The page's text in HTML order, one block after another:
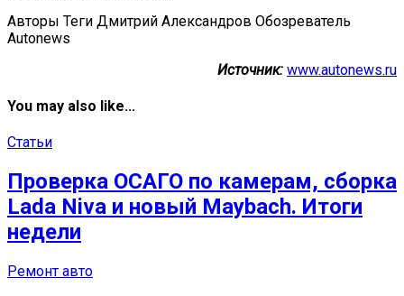
Авторы Теги Дмитрий Александров Обозреватель
Autonews
Источник: www.autonews.ru
You may also like...
Статьи
Проверка ОСАГО по камерам, сборка
Lada Niva и новый Maybach. Итоги
недели
Ремонт авто